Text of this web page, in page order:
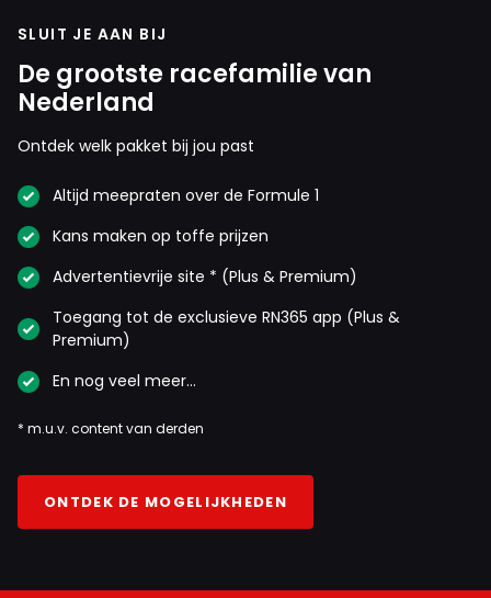
SLUIT JE AAN BIJ
De grootste racefamilie van
Nederland
Ontdek welk pakket bij jou past
Altijd meepraten over de Formule 1
Kans maken op toffe prijzen
Advertentievrije site * (Plus & Premium)
Toegang tot de exclusieve RN365 app (Plus &
Premium)
En nog veel meer…
* m.u.v. content van derden
ONTDEK DE MOGELIJKHEDEN